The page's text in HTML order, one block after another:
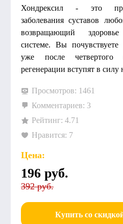
Хондрексил - это
заболевания суставов
возвращающий здоровье
системе. Вы
уже после
регенерации вступят в
Просмотров: 1461
Комментариев: 3
Рейтинг: 4.71
Нравится: 7
Цена:
196 руб.
392 руб.
Купить со